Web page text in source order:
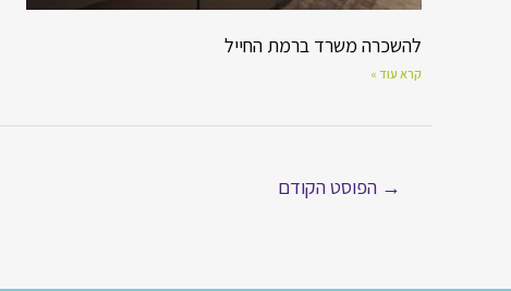
להשכרה משרד ברמת החייל
קרא עוד »
→ הפוסט הקודם